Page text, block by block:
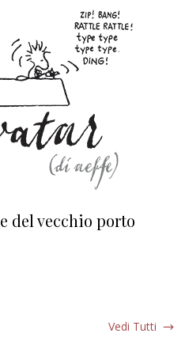
del vecchio porto
Vedi Tutti